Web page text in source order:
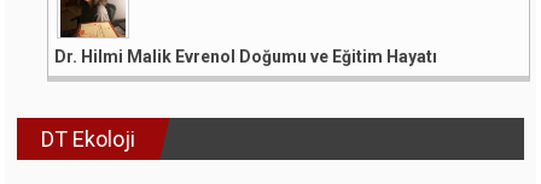
Dr. Hilmi Malik Evrenol Doğumu ve Eğitim Hayatı
DT Ekoloji